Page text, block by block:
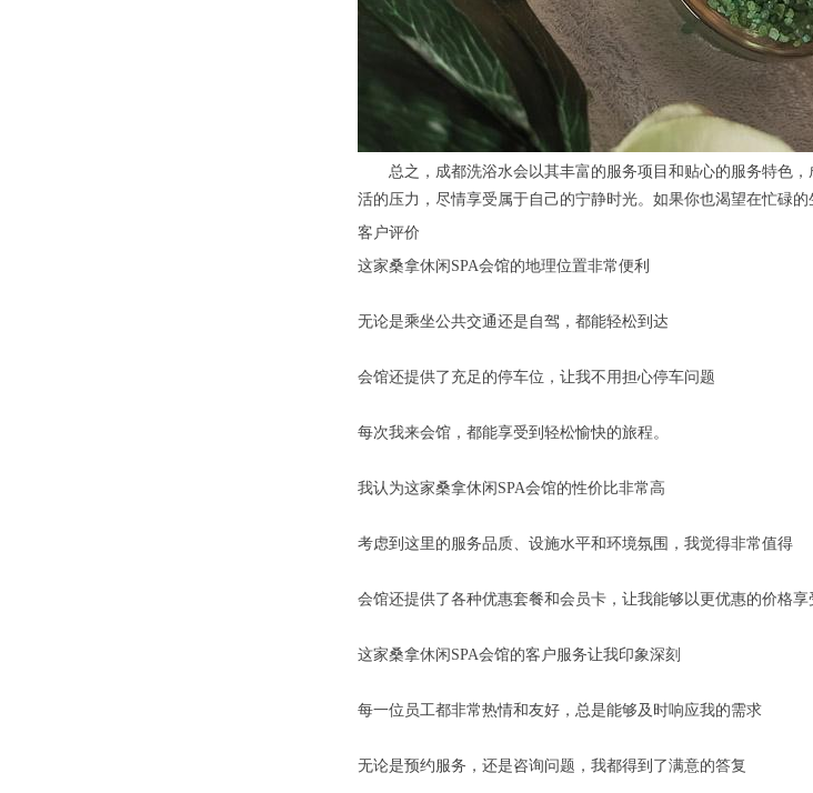
总之，成都洗浴水会以其丰富的服务项目和贴心的服务特色，
活的压力，尽情享受属于自己的宁静时光。如果你也渴望在忙碌
客户评价
这家桑拿休闲SPA会馆的地理位置非常便利
无论是乘坐公共交通还是自驾，都能轻松到达
会馆还提供了充足的停车位，让我不用担心停车问题
每次我来会馆，都能享受到轻松愉快的旅程。
我认为这家桑拿休闲SPA会馆的性价比非常高
考虑到这里的服务品质、设施水平和环境氛围，我觉得非常值得
会馆还提供了各种优惠套餐和会员卡，让我能够以更优惠的价格享
这家桑拿休闲SPA会馆的客户服务让我印象深刻
每一位员工都非常热情和友好，总是能够及时响应我的需求
无论是预约服务，还是咨询问题，我都得到了满意的答复